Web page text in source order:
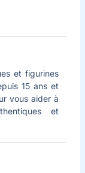
et figurines
15 ans et
vous aider à
et